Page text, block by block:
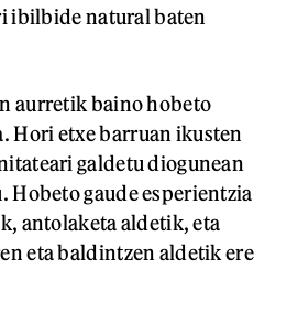
ibilbide natural baten
aurretik baino hobeto
Hori etxe barruan ikusten
galdetu diogunean
Hobeto gaude esperientzia
antolaketa aldetik, eta
eta baldintzen aldetik ere